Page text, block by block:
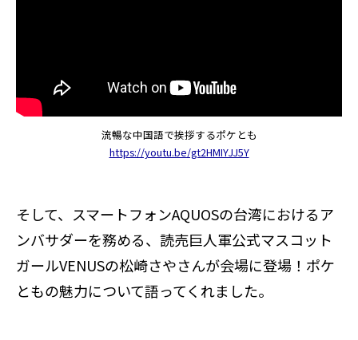
流暢な中国語で挨拶するポケとも
https://youtu.be/gt2HMIYJJ5Y
そして、スマートフォンAQUOSの台湾におけるア
ンバサダーを務める、読売巨人軍公式マスコット
ガールVENUSの松崎さやさんが会場に登場！ポケ
ともの魅力について語ってくれました。